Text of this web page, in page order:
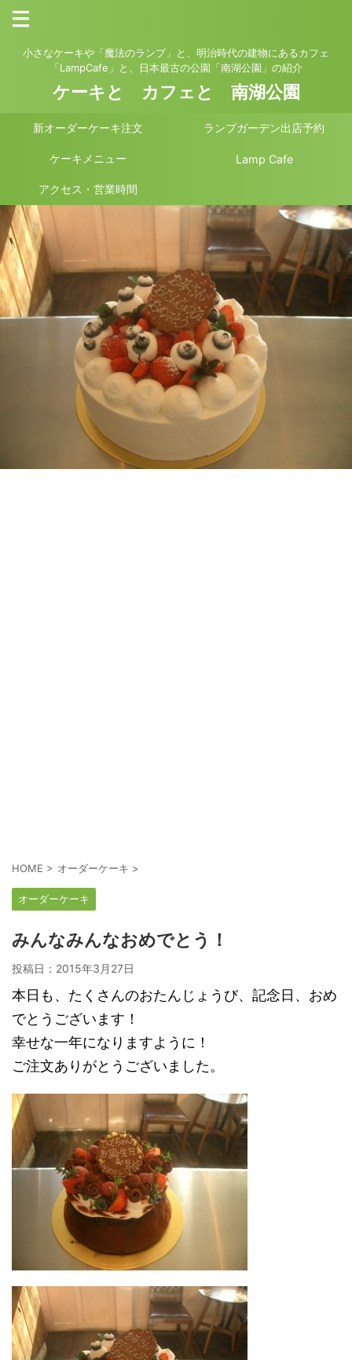
小さなケーキや「魔法のランプ」と、明治時代の建物にあるカフェ
「LampCafe」と、日本最古の公園「南湖公園」の紹介
ケーキと カフェと 南湖公園
新オーダーケーキ注文 ランプガーデン出店予約
ケーキメニュー Lamp Cafe
アクセス・営業時間
HOME > オーダーケーキ >
オーダーケーキ
みんなみんなおめでとう！
投稿日： 2015年3月27日
本日も、たくさんのおたんじょうび、記念日、おめ
でとうございます！
幸せな一年になりますように！
ご注文ありがとうございました。